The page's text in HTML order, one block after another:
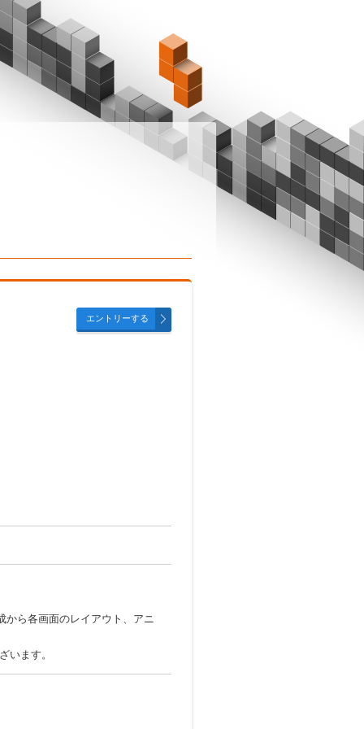
から各画面のレイアウト、アニ
います。